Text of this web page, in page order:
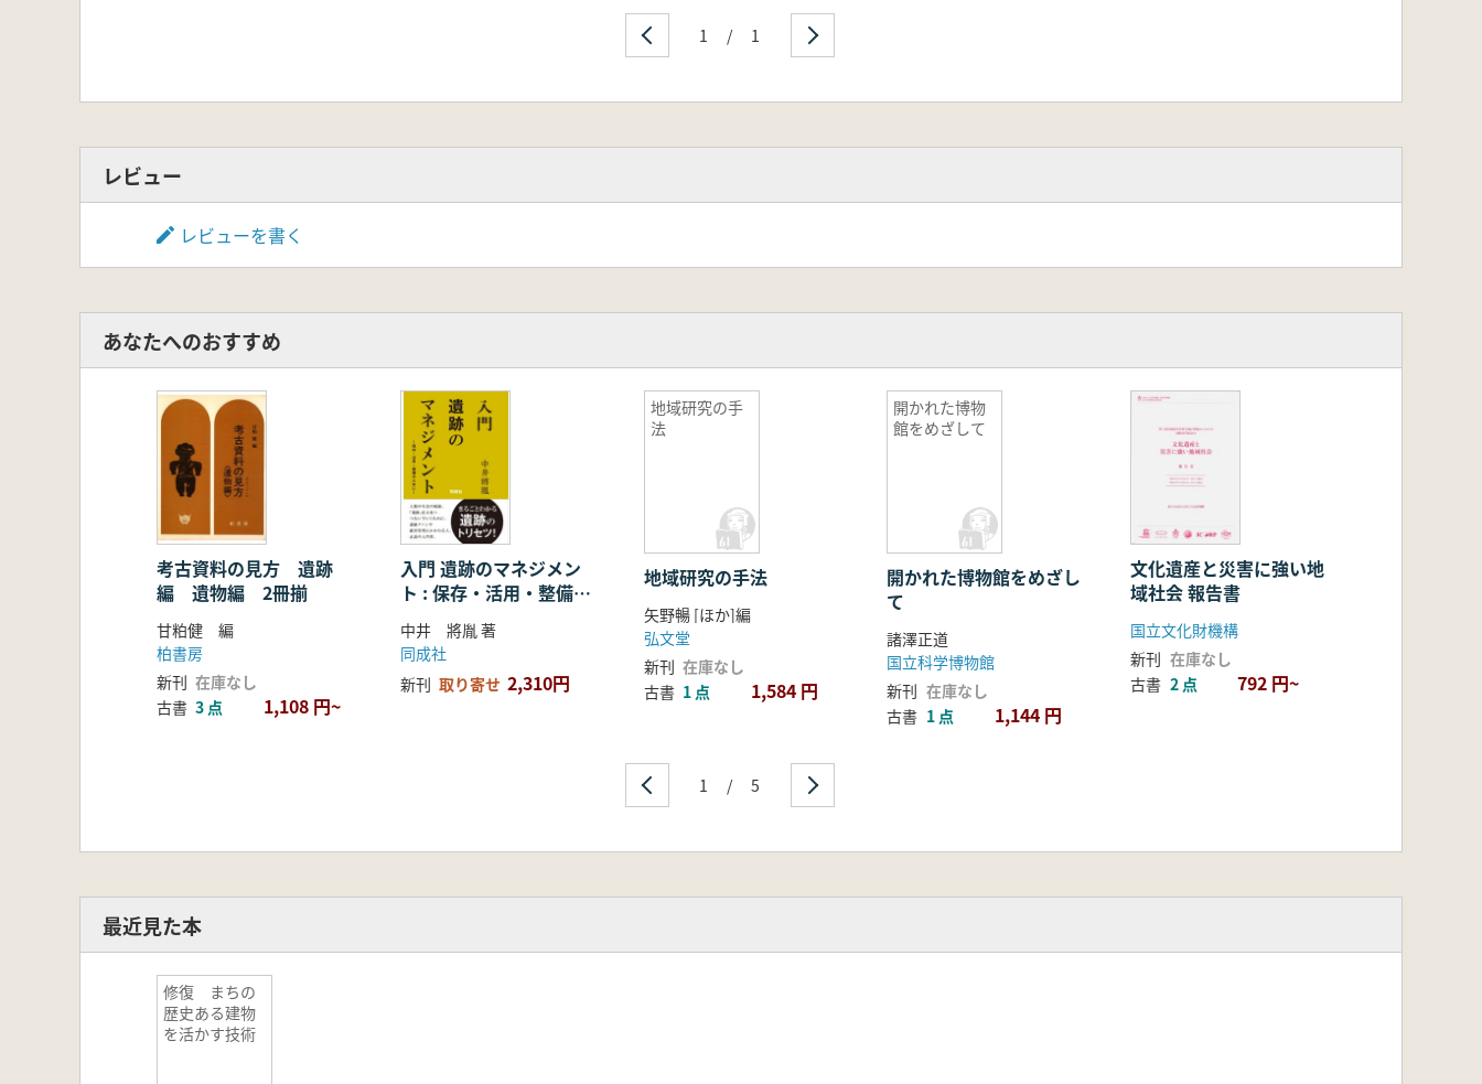
1 / 1
レビュー
レビューを書く
あなたへのおすすめ
考古資料の見方 遺跡
編 遺物編 2冊揃
甘粕健 編
柏書房
新刊 在庫なし
古書 3 点 1,108 円~
入門 遺跡のマネジメン
ト : 保存・活用・整備の
ために
中井 將胤 著
同成社
新刊 取り寄せ 2,310円
地域研究の手
法
地域研究の手法
矢野暢 [ほか]編
弘文堂
新刊 在庫なし
古書 1 点 1,584 円
開かれた博物
館をめざして
開かれた博物館をめざし
て
諸澤正道
国立科学博物館
新刊 在庫なし
古書 1 点 1,144 円
文化遺産と災害に強い地
域社会 報告書
国立文化財機構
新刊 在庫なし
古書 2 点 792 円~
1 / 5
最近見た本
修復 まちの
歴史ある建物
を活かす技術